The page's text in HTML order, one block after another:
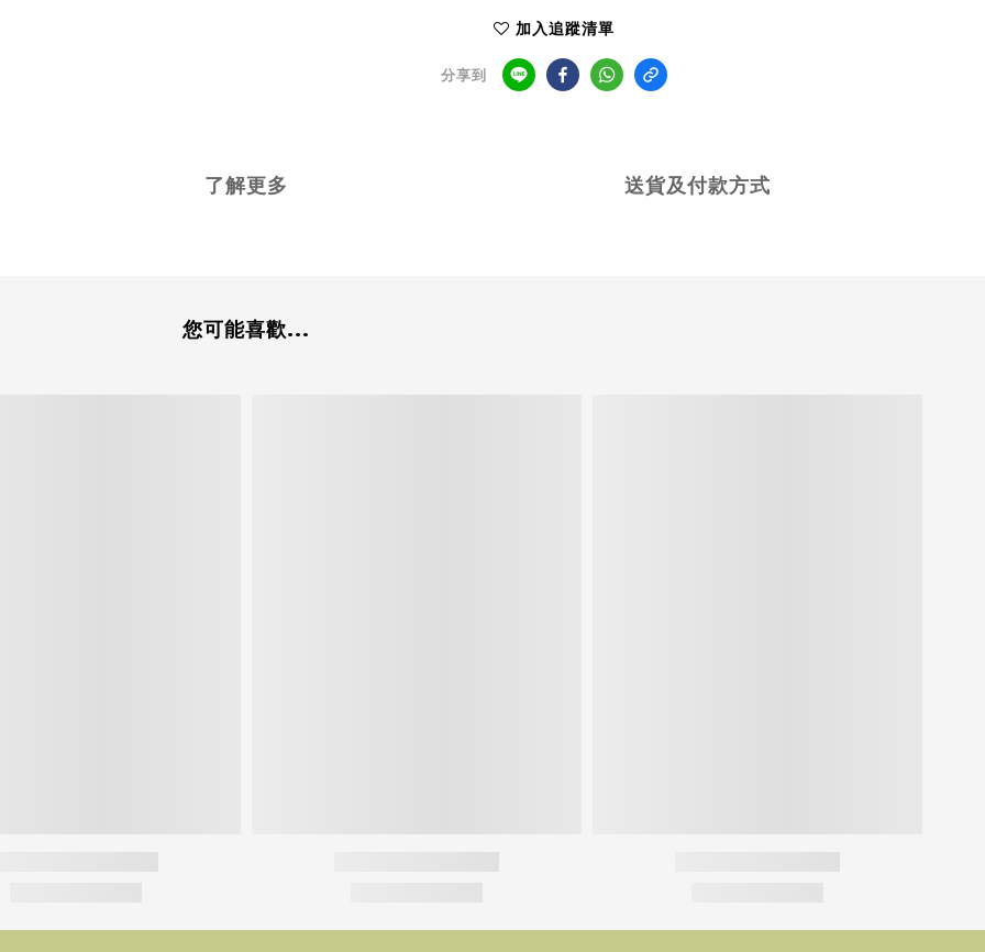
加入追蹤清單
分享到
了解更多 送貨及付款方式
您可能喜歡...